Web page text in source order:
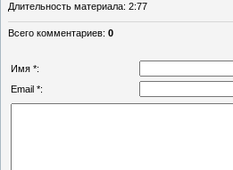
Длительность материала: 2:77
Всего комментариев: 0
Имя *:
Email *: